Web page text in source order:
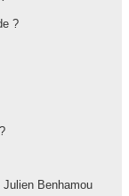
?
Benhamou